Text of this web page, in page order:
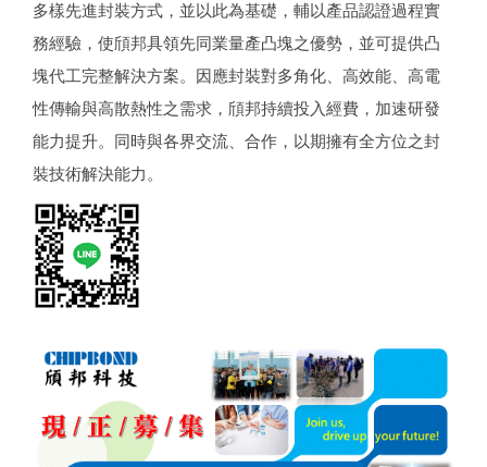
多樣先進封裝方式，並以此為基礎，輔以產品認證過程實
務經驗，使頎邦具領先同業量產凸塊之優勢，並可提供凸
塊代工完整解決方案。因應封裝對多角化、高效能、高電
性傳輸與高散熱性之需求，頎邦持續投入經費，加速研發
能力提升。同時與各界交流、合作，以期擁有全方位之封
裝技術解決能力。